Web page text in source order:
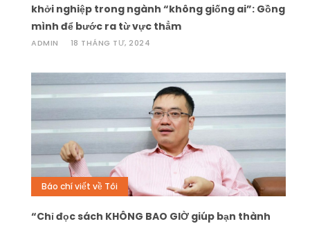
khởi nghiệp trong ngành “không giống ai”: Gồng
mình để bước ra từ vực thẳm
ADMIN 18 THÁNG TƯ, 2024
Báo chí viết về Tôi
“Chỉ đọc sách KHÔNG BAO GIỜ giúp bạn thành